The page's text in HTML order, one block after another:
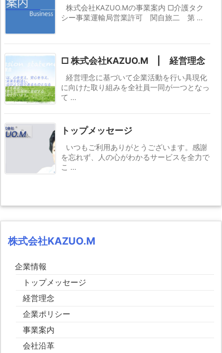
株式会社KAZUO.Mの事業案内 □介護タク
シー事業運輸局営業許可 関自旅二 第 ...
□ 株式会社KAZUO.M | 経営理念
経営理念に基づいて企業活動を行い具現化
に向けた取り組みを全社員一同が一つとなっ
て ...
トップメッセージ
いつもご利用ありがとうございます。感謝
を忘れず、人の心がわかるサービスを全力で
こ ...
株式会社KAZUO.M
企業情報
トップメッセージ
経営理念
企業ポリシー
事業案内
会社沿革